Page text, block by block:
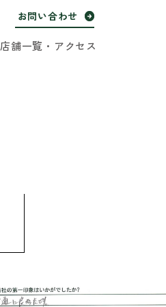
店舗一覧・アクセス
お問い合わせ